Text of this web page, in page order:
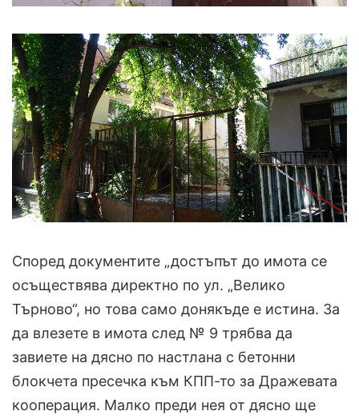
Според документите „достъпът до имота се
осъществява директно по ул. „Велико
Търново“, но това само донякъде е истина. За
да влезете в имота след № 9 трябва да
завиете на дясно по настлана с бетонни
блокчета пресечка към КПП-то за Дражевата
кооперация. Малко преди нея от дясно ще